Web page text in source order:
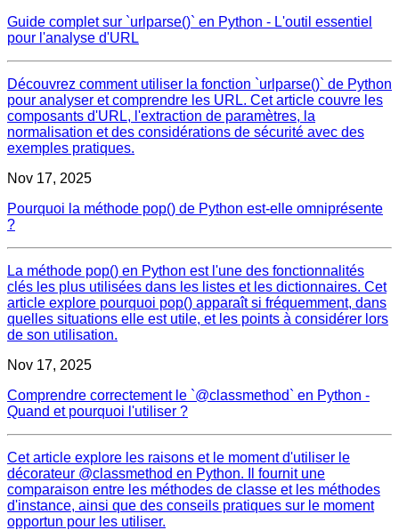
Guide complet sur `urlparse()` en Python - L'outil essentiel
pour l'analyse d'URL
Découvrez comment utiliser la fonction `urlparse()` de Python
pour analyser et comprendre les URL. Cet article couvre les
composants d'URL, l'extraction de paramètres, la
normalisation et des considérations de sécurité avec des
exemples pratiques.
Nov 17, 2025
Pourquoi la méthode pop() de Python est-elle omniprésente
?
La méthode pop() en Python est l'une des fonctionnalités
clés les plus utilisées dans les listes et les dictionnaires. Cet
article explore pourquoi pop() apparaît si fréquemment, dans
quelles situations elle est utile, et les points à considérer lors
de son utilisation.
Nov 17, 2025
Comprendre correctement le `@classmethod` en Python -
Quand et pourquoi l'utiliser ?
Cet article explore les raisons et le moment d'utiliser le
décorateur @classmethod en Python. Il fournit une
comparaison entre les méthodes de classe et les méthodes
d'instance, ainsi que des conseils pratiques sur le moment
opportun pour les utiliser.